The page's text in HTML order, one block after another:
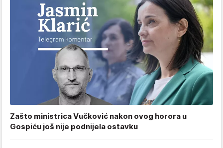
Zašto ministrica Vučković nakon ovog horora u
Gospiću još nije podnijela ostavku